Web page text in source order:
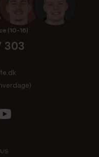
(10-16)
303
S